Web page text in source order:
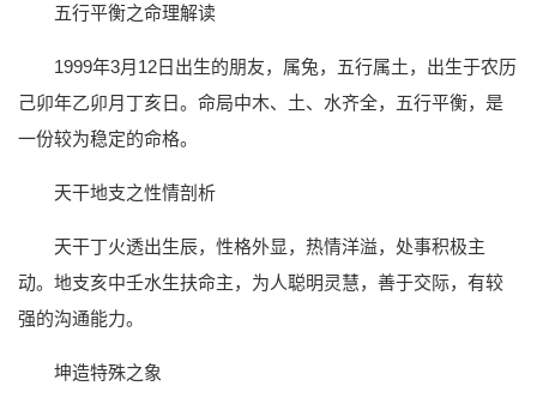
五行平衡之命理解读
1999年3月12日出生的朋友，属兔，五行属土，出生于农历
己卯年乙卯月丁亥日。命局中木、土、水齐全，五行平衡，是
一份较为稳定的命格。
天干地支之性情剖析
天干丁火透出生辰，性格外显，热情洋溢，处事积极主
动。地支亥中壬水生扶命主，为人聪明灵慧，善于交际，有较
强的沟通能力。
坤造特殊之象